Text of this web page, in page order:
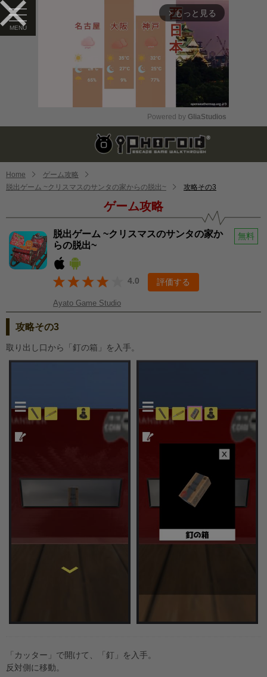
arrow_forward_ios もっと見る
Mute
Powered by GliaStudios
Home
ゲーム攻略
脱出ゲーム ~クリスマスのサンタの家からの脱出~
攻略その3
ゲーム攻略
脱出ゲーム ~クリスマスのサンタの家か
らの脱出~
無料
4.0 評価する
Ayato Game Studio
攻略その3
取り出し口から「釘の箱」を入手。
「カッター」で開けて、「釘」を入手。
反対側に移動。